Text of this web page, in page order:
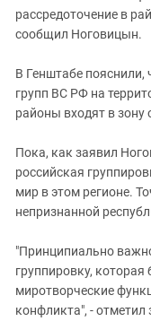
рассредоточение в
сообщил Ноговицын.
В Генштабе пояснили,
групп ВС РФ на
районы входят в зону
Пока, как заявил
российская
мир в этом регионе.
непризнанной
"Принципиально
группировку,
миротворческие
конфликта", -